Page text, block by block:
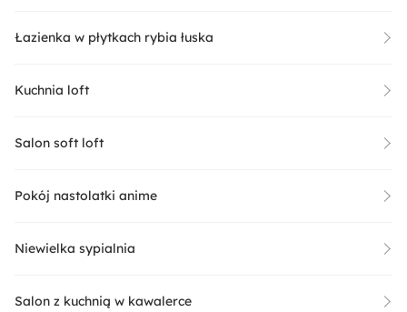
Łazienka w płytkach rybia łuska
Kuchnia loft
Salon soft loft
Pokój nastolatki anime
Niewielka sypialnia
Salon z kuchnią w kawalerce